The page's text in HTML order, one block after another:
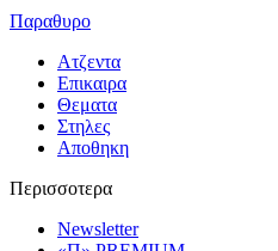
Παραθυρο
Ατζεντα
Επικαιρα
Θεματα
Στηλες
Αποθηκη
Περισσοτερα
Newsletter